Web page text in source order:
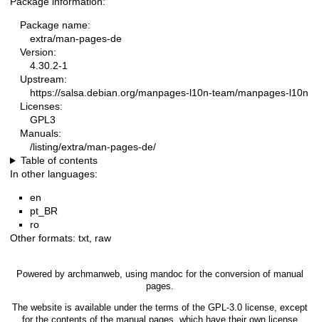
Package name:
extra/man-pages-de
Version:
4.30.2-1
Upstream:
https://salsa.debian.org/manpages-l10n-team/manpages-l10n
Licenses:
GPL3
Manuals:
/listing/extra/man-pages-de/
Table of contents
In other languages:
en
pt_BR
ro
Other formats: txt, raw
Powered by archmanweb, using mandoc for the conversion of manual
pages.
The website is available under the terms of the GPL-3.0license, except
for the contents of the manual pages, which have their own license